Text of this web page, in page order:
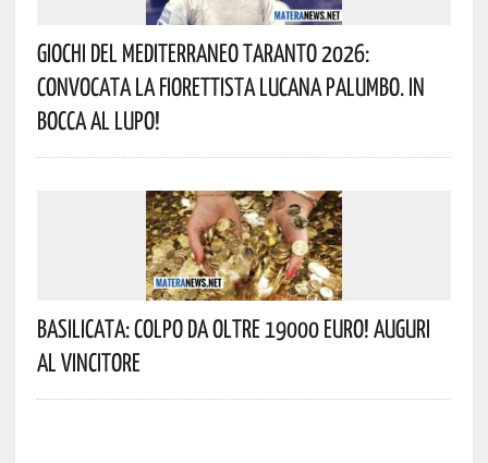
Giochi Del Mediterraneo Taranto 2026:
Convocata La Fiorettista Lucana Palumbo. In
Bocca Al Lupo!
Basilicata: Colpo Da Oltre 19000 Euro! Auguri
Al Vincitore